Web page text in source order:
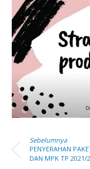
Sebelumnya
PENYERAHAN
DAN MPK TP 2021/